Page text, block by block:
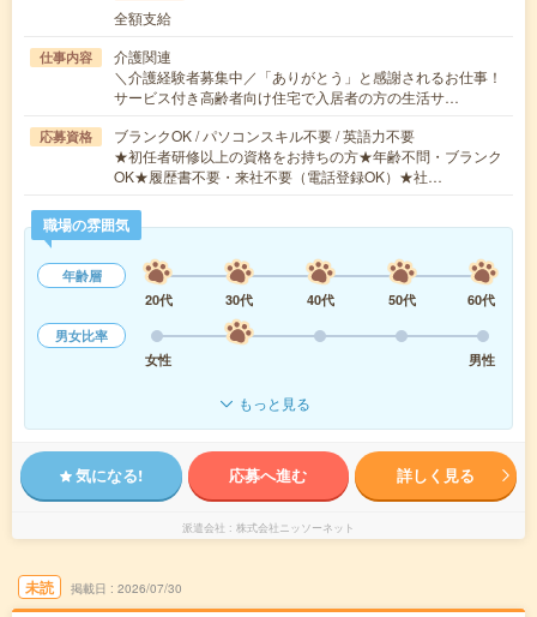
全額支給
仕事内容
介護関連
＼介護経験者募集中／「ありがとう」と感謝されるお仕事！
サービス付き高齢者向け住宅で入居者の方の生活サ…
応募資格
ブランクOK / パソコンスキル不要 / 英語力不要
★初任者研修以上の資格をお持ちの方★年齢不問・ブランク
OK★履歴書不要・来社不要（電話登録OK）★社…
職場の雰囲気
年齢層
20代
30代 40代 50代
60代
男女比率
女性
男性
もっと見る
気になる! 応募へ進む 詳しく見る
派遣会社 株式会社ニッソーネット
未読 掲載日 2026/07/30